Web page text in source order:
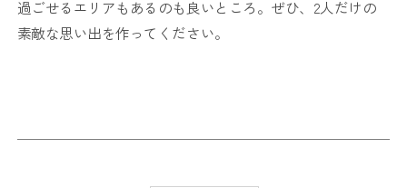
過ごせるエリアもあるのも良いところ。ぜひ、2人だけの
素敵な思い出を作ってください。